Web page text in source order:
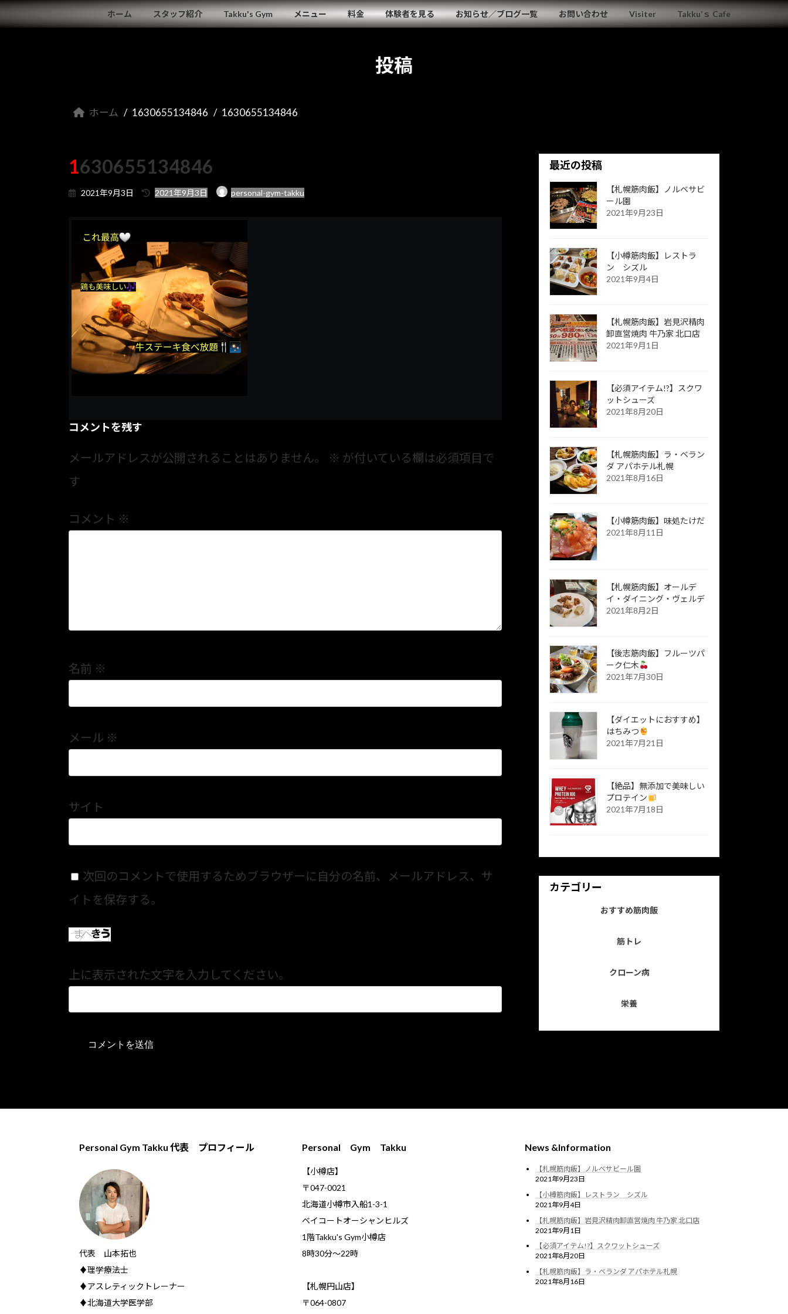
コ
ン
ナ
ビ
ホーム スタッフ紹介 Takku's Gym メニュー 料金 体験者を見る お知らせ／ブログ一覧 お問い合わせ Visiter Takku’ｓ Cafe
投稿
ホーム 1630655134846 1630655134846
1630655134846
2021年9月3日
最
時
:
2021年9月3日 personal-gym-takku
コメントを残す
メールアドレスが公開されることはありません。 ※ が付いている欄は必須項目で
す
コメント ※
名前 ※
メール ※
サイト
次回のコメントで使用するためブラウザーに自分の名前、メールアドレス、サ
イトを保存する。
上に表示された文字を入力してください。
最近の投稿
【札幌筋肉飯】ノルベサビ
ール園
2021年9月23日
【小樽筋肉飯】レストラ
ン シズル
2021年9月4日
【札幌筋肉飯】岩見沢精肉
卸直営焼肉 牛乃家 北口店
2021年9月1日
【必須アイテム!?】スクワ
ットシューズ
2021年8月20日
【札幌筋肉飯】ラ・ベラン
ダ アパホテル札幌
2021年8月16日
【小樽筋肉飯】味処たけだ
2021年8月11日
【札幌筋肉飯】オールデ
イ・ダイニング・ヴェルデ
2021年8月2日
【後志筋肉飯】フルーツパ
ーク仁木
2021年7月30日
【ダイエットにおすすめ】
はちみつ
2021年7月21日
【絶品】無添加で美味しい
プロテイン
2021年7月18日
カテゴリー
おすすめ筋肉飯
筋トレ
クローン病
栄養
Personal Gym Takku 代表 プロフィール
代表 山本拓也
♦理学療法士
♦アスレティックトレーナー
♦北海道大学医学部
Personal Gym Takku
【小樽店】
〒047-0021
北海道小樽市入船1-3-1
ベイコートオーシャンヒルズ
1階Takku's Gym小樽店
​8時30分～22時
【札幌円山店】
〒064-0807
News &Information
【札幌筋肉飯】ノルベサビール園
2021年9月23日
【小樽筋肉飯】レストラン シズル
2021年9月4日
【札幌筋肉飯】岩見沢精肉卸直営焼肉 牛乃家 北口店
2021年9月1日
【必須アイテム!?】スクワットシューズ
2021年8月20日
【札幌筋肉飯】ラ・ベランダ アパホテル札幌
2021年8月16日